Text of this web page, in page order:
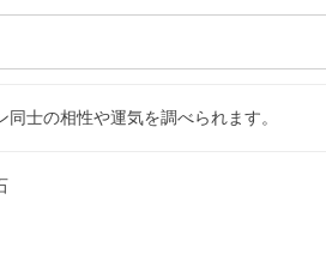
士の相性や運気を調べられます。